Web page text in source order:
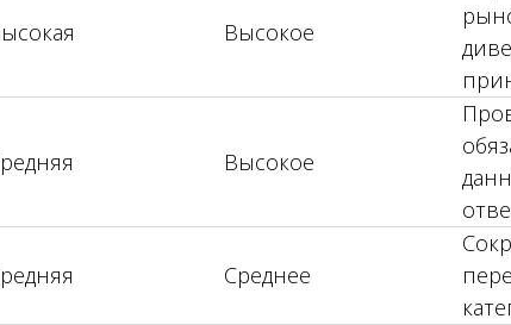
Высокое
Высокое
Среднее